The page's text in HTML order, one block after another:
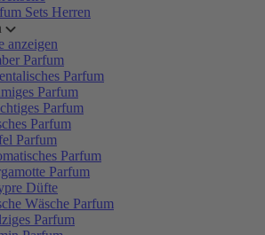
Sets Herren
anzeigen
Parfum
Parfum
Parfum
Parfum
Parfum
Parfum
Parfum
Parfum
Düfte
Wäsche Parfum
Parfum